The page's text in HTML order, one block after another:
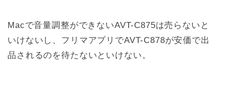
Macで音量調整ができないAVT-C875は売らないと
いけないし、フリマアプリでAVT-C878が安価で出
品されるのを待たないといけない。